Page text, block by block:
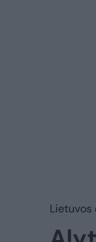
Lietuvos